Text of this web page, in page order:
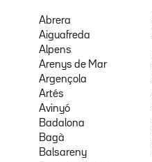
Abrera
Aiguafreda
Alpens
Arenys de Mar
Argençola
Artés
Avinyó
Badalona
Bagà
Balsareny